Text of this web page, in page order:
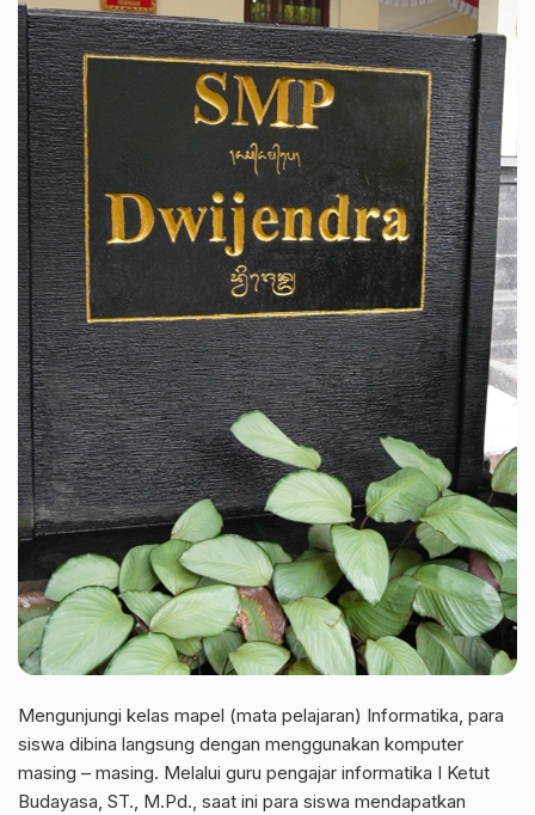
Mengunjungi kelas mapel (mata pelajaran) Informatika, para
siswa dibina langsung dengan menggunakan komputer
masing – masing. Melalui guru pengajar informatika I Ketut
Budayasa, ST., M.Pd., saat ini para siswa mendapatkan